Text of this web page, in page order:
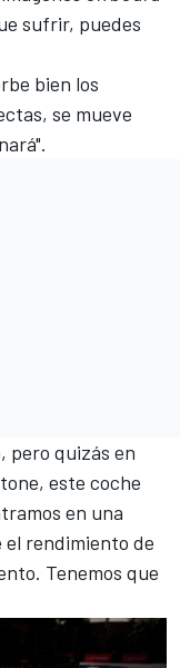
sufrir, puedes
bien los
se mueve
pero quizás en
este coche
en una
el rendimiento de
Tenemos que